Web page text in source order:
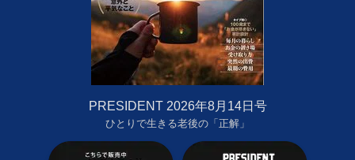
PRESIDENT 2026年8月14日号
ひとりで生きる老後の「正解」